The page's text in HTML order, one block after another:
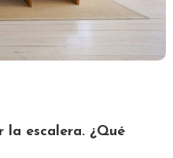
la escalera. ¿Qué